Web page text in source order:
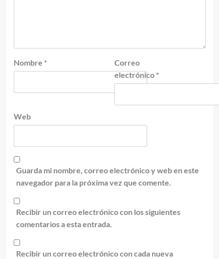
Nombre *
Correo
electrónico *
Web
Guarda mi nombre, correo electrónico y web en este
navegador para la próxima vez que comente.
Recibir un correo electrónico con los siguientes
comentarios a esta entrada.
Recibir un correo electrónico con cada nueva